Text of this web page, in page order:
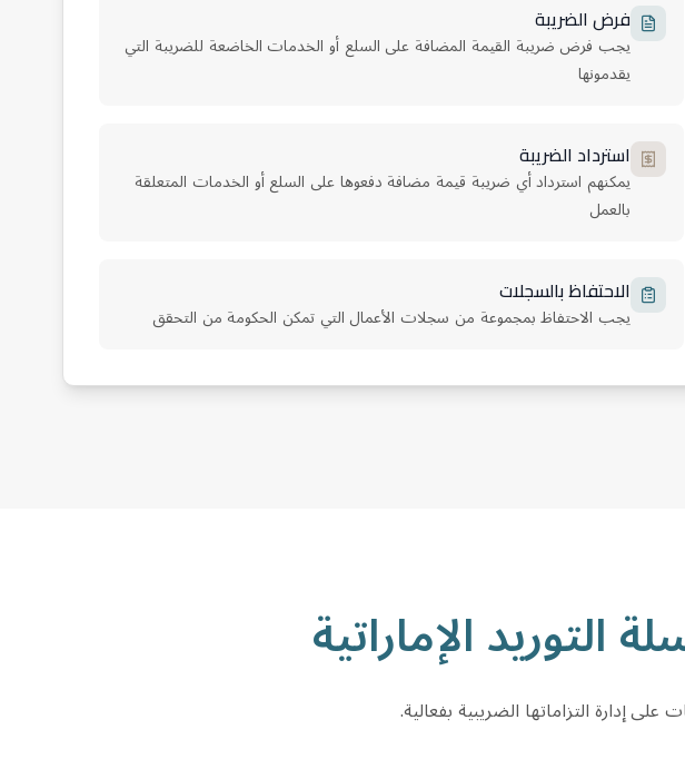
فرض الضريبة
يجب فرض ضريبة القيمة المضافة على السلع أو الخدمات الخاضعة للضريبة التي
يقدمونها
استرداد الضريبة
يمكنهم استرداد أي ضريبة قيمة مضافة دفعوها على السلع أو الخدمات المتعلقة
بالعمل
الاحتفاظ بالسجلات
يجب الاحتفاظ بمجموعة من سجلات الأعمال التي تمكن الحكومة من التحقق
التوريد الإماراتية
إدارة التزاماتها الضريبية بفعالية.